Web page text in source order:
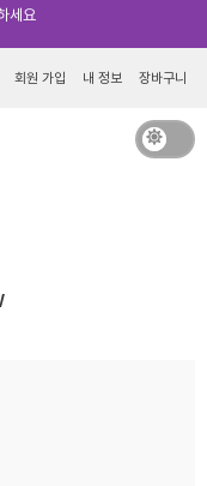
세요
회원 가입 내 정보 장바구니